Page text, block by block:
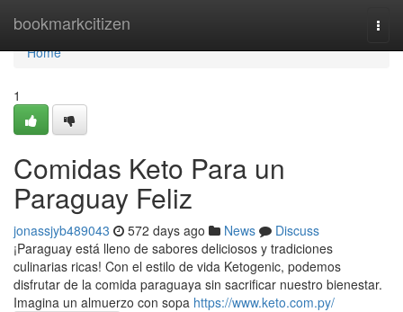
bookmarkcitizen
Home
Home
1
Comidas Keto Para un
Paraguay Feliz
jonassjyb489043 572 days ago News
Discuss
¡Paraguay está lleno de sabores deliciosos y tradiciones
culinarias ricas! Con el estilo de vida Ketogenic, podemos
disfrutar de la comida paraguaya sin sacrificar nuestro bienestar.
Imagina un almuerzo con sopa https://www.keto.com.py/